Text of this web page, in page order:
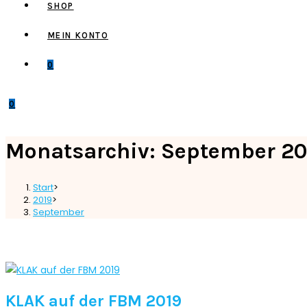
SHOP
MEIN KONTO
0
0
Monatsarchiv: September
Start>
2019>
September
KLAK auf der FBM 2019